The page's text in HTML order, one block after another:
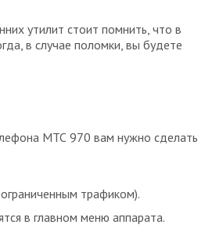
утилит стоит помнить, что в
в случае поломки, вы будете
МТС 970 вам нужно сделать
трафиком).
в главном меню аппарата.